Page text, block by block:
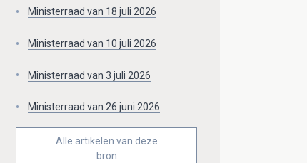
Ministerraad van 18 juli 2026
Ministerraad van 10 juli 2026
Ministerraad van 3 juli 2026
Ministerraad van 26 juni 2026
Alle artikelen van deze
bron